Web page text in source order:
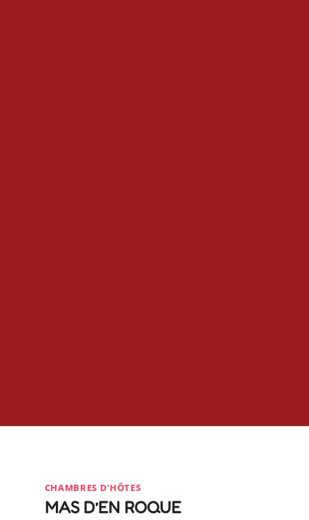
CHAMBRES D'HÔTES
MAS D’EN ROQUE